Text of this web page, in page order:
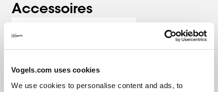
Vogels.com uses cookies
We use cookies to personalise content and ads, to
Alors vous pouvez combiner le système dvLED Connect-
réglable compense facilement les irrégularités du sol ou
Solutions préconfigurées
Accessoires